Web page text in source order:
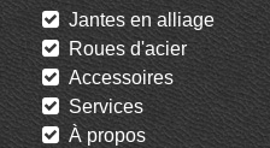
Jantes en alliage
Roues d'acier
Accessoires
Services
À propos